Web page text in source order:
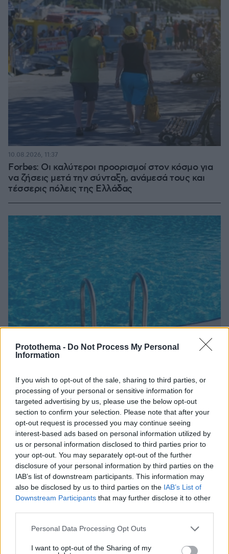
Protothema - Do Not Process My Personal
Information
If you wish to opt-out of the sale, sharing to third parties, or
processing of your personal or sensitive information for
targeted advertising by us, please use the below opt-out
section to confirm your selection. Please note that after your
opt-out request is processed you may continue seeing
interest-based ads based on personal information utilized by
us or personal information disclosed to third parties prior to
your opt-out. You may separately opt-out of the further
disclosure of your personal information by third parties on the
IAB’s list of downstream participants. This information may
also be disclosed by us to third parties on the IAB’s List of
Downstream Participants that may further disclose it to other
Please note that this website/app uses one or more Google
not limited to your visit or usage behaviour. You may click to
Personal Data Processing Opt Outs
I want to opt-out of the Sharing of my
Forbes: Οι καλύτεροι προορισμοί στον κόσμο για
να ζήσεις μετά την σύνταξη, ανάμεσά τους και
τέσσερις πόλεις της Ελλάδας
10.08.2026, 11:37
«Δεν ήταν κοντά στο παιδί και πριν έναν μήνα το
είχε αφήσει ξανά μόνο» ισχυρίζεται ο ιδιοκτήτης
του beach bar για τον πατέρα του 4χρονου στην
Πάρο
10.08.2026, 12:21
Η 24χρονη αριστούχος της Ιατρικής
Όρκο, μιλά για τον «άριστο γιατρό»
10.08.2026, 08:09 81